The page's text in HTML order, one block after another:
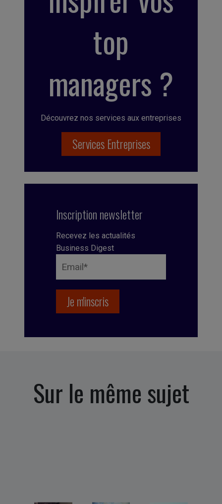
top
managers ?
Découvrez nos services aux entreprises
Services Entreprises
Inscription newsletter
Recevez les actualités
Business Digest
Sur le même sujet